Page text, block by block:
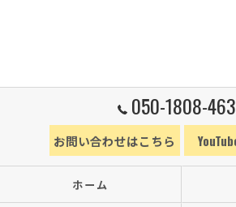
050-1808-
お問い合わせはこちら
ホーム